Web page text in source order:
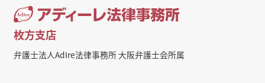
枚方支店
弁護士法人AdIre法律事務所 大阪弁護士会所属